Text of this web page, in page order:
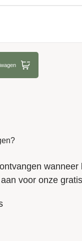
voor onze